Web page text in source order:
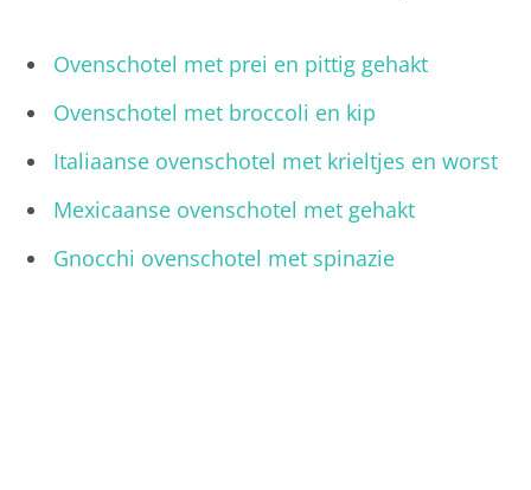
Ovenschotel met prei en pittig gehakt
Ovenschotel met broccoli en kip
Italiaanse ovenschotel met krieltjes en worst
Mexicaanse ovenschotel met gehakt
Gnocchi ovenschotel met spinazie